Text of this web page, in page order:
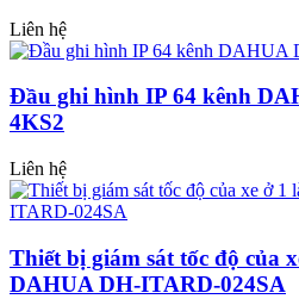
Liên hệ
Đầu ghi hình IP 64 kênh
4KS2
Liên hệ
Thiết bị giám sát tốc độ của
DAHUA DH-ITARD-024SA